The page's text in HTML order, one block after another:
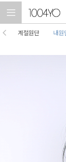
계절원단 내원